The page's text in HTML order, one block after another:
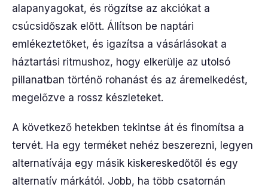
alapanyagokat, és rögzítse az akciókat a
csúcsidőszak előtt. Állítson be naptári
emlékeztetőket, és igazítsa a vásárlásokat a
háztartási ritmushoz, hogy elkerülje az utolsó
pillanatban történő rohanást és az áremelkedést,
megelőzve a rossz készleteket.
A következő hetekben tekintse át és finomítsa a
tervét. Ha egy terméket nehéz beszerezni, legyen
alternatívája egy másik kiskereskedőtől és egy
alternatív márkától. Jobb, ha több csatornán